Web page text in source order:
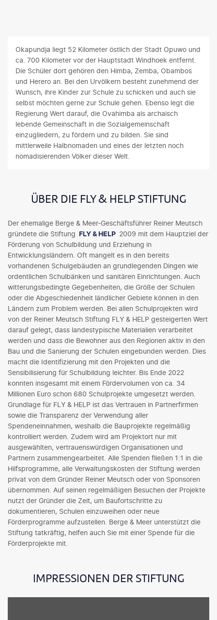
Okapundja liegt 52 Kilometer östlich der Stadt Opuwo und
ca. 700 Kilometer vor der Hauptstadt Windhoek entfernt.
Die Schüler dort gehören den Himba, Zemba, Obambos
und Herero an. Bei den Urvölkern besteht zunehmend der
Wunsch, ihre Kinder zur Schule zu schicken und auch sie
selbst möchten gerne zur Schule gehen. Ebenso legt die
Regierung Wert darauf, die Ovahimba als archaisch
lebende Gemeinschaft in die Sozialgemeinschaft
einzugliedern, zu fördern und zu bilden. Sie sind
mittlerweile Halbnomaden und eines der letzten noch
nomadisierenden Völker dieser Welt.
ÜBER DIE FLY & HELP STIFTUNG
Der ehemalige Berge & Meer-Geschäftsführer Reiner Meutsch
gründete die Stiftung FLY & HELP 2009 mit dem Hauptziel der
Förderung von Schulbildung und Erziehung in
Entwicklungsländern. Oft mangelt es in den bereits
vorhandenen Schulgebäuden an grundlegenden Dingen wie
ordentlichen Schulbänken und sanitären Einrichtungen. Auch
witterungsbedingte Gegebenheiten, die Größe der Schulen
oder die Abgeschiedenheit ländlicher Gebiete können in den
Ländern zum Problem werden. Bei allen Schulprojekten wird
von der Reiner Meutsch Stiftung FLY & HELP gesteigerten Wert
darauf gelegt, dass landestypische Materialien verarbeitet
werden und dass die Bewohner aus den Regionen aktiv in den
Bau und die Sanierung der Schulen eingebunden werden. Dies
macht die Identifizierung mit den Projekten und die
Sensibilisierung für Schulbildung leichter. Bis Ende 2022
konnten insgesamt mit einem Fördervolumen von ca. 34
Millionen Euro schon 680 Schulprojekte umgesetzt werden.
Grundlage für FLY & HELP ist das Vertrauen in Partnerfirmen
sowie die Transparenz der Verwendung aller
Spendeneinnahmen, weshalb die Bauprojekte regelmäßig
kontrolliert werden. Zudem wird am Projektort nur mit
ausgewählten, vertrauenswürdigen Organisationen und
Partnern zusammengearbeitet. Alle Spenden fließen 1:1 in die
Hilfsprogramme, alle Verwaltungskosten der Stiftung werden
privat von dem Gründer Reiner Meutsch oder von Sponsoren
übernommen. Auf seinen regelmäßigen Besuchen der Projekte
nutzt der Gründer die Zeit, um Baufortschritte zu
dokumentieren, Schulen einzuweihen oder neue
Förderprogramme aufzustellen. Berge & Meer unterstützt die
Stiftung tatkräftig, helfen auch Sie mit einer Spende für die
Förderprojekte mit.
IMPRESSIONEN DER STIFTUNG